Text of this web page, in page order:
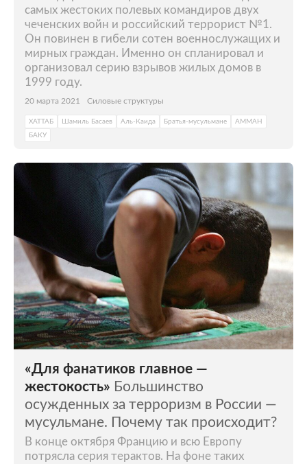
самых жестоких полевых командиров двух
чеченских войн и российский террорист №1.
Он повинен в гибели сотен военнослужащих и
мирных граждан. Именно он спланировал и
организовал серию взрывов жилых домов в
1999 году.
20 марта 2021 Силовые структуры
ХАТТАБ Шамиль Басаев Аль-Каида Братья-мусульмане
АММАН
БАКУ
«Для фанатиков главное —
жестокость» Большинство
осужденных за терроризм в России —
мусульмане. Почему так происходит?
В конце октября Францию и всю Европу
потрясла серия терактов. На фоне таких